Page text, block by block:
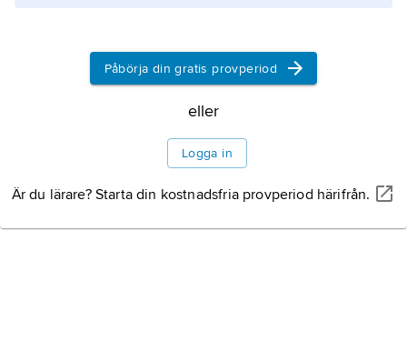
Påbörja din gratis provperiod
eller
Logga in
Är du lärare? Starta din kostnadsfria provperiod härifrån.